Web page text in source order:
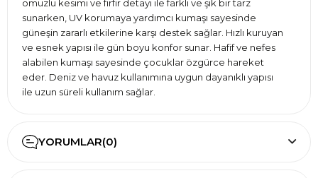
omuzlu kesimi ve fırfır detayı ile farklı ve şık bir tarz
sunarken, UV korumaya yardımcı kumaşı sayesinde
güneşin zararlı etkilerine karşı destek sağlar. Hızlı kuruyan
ve esnek yapısı ile gün boyu konfor sunar. Hafif ve nefes
alabilen kumaşı sayesinde çocuklar özgürce hareket
eder. Deniz ve havuz kullanımına uygun dayanıklı yapısı
ile uzun süreli kullanım sağlar.
YORUMLAR(0)